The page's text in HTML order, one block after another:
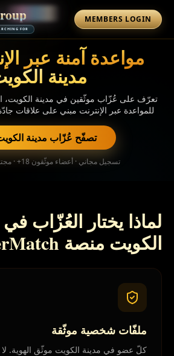
roup
FOR
MEMBERS LOGIN
مواعدة آمنة عبر
مدينة
تعرّف على عُزّاب موثّقين في مدينة
للمواعدة عبر الإنترنت مبني على علاقات
مشفّرة. تصفّح مجاني.
تصفّح عُزّاب مدينة
تسجيل مجاني · أعضاء موثّقون 18+ · مجتمع مواعدة عام
لماذا يختار العُزّاب
الكويت منصة SponserMatch
ملفّات شخصية موثّقة
كلّ عضو في مدينة الكويت موثّق الهوية. لا